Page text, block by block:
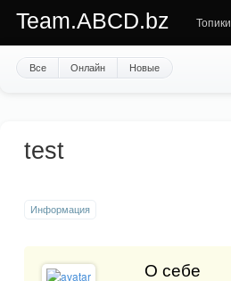
Team.ABCD.bz Топики
Все Онлайн Новые
test
Информация
О себе